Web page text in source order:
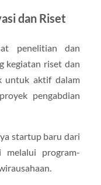
dan Riset
penelitian dan
kegiatan riset dan
untuk aktif dalam
pengabdian
startup baru dari
melalui program-